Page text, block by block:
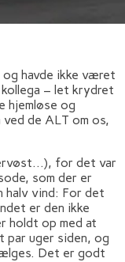
og havde ikke været
– let krydret
hjemløse og
de ALT om os,
for det var
som der er
halv vind: For det
er den ikke
holdt op med at
par uger siden, og
Det er godt